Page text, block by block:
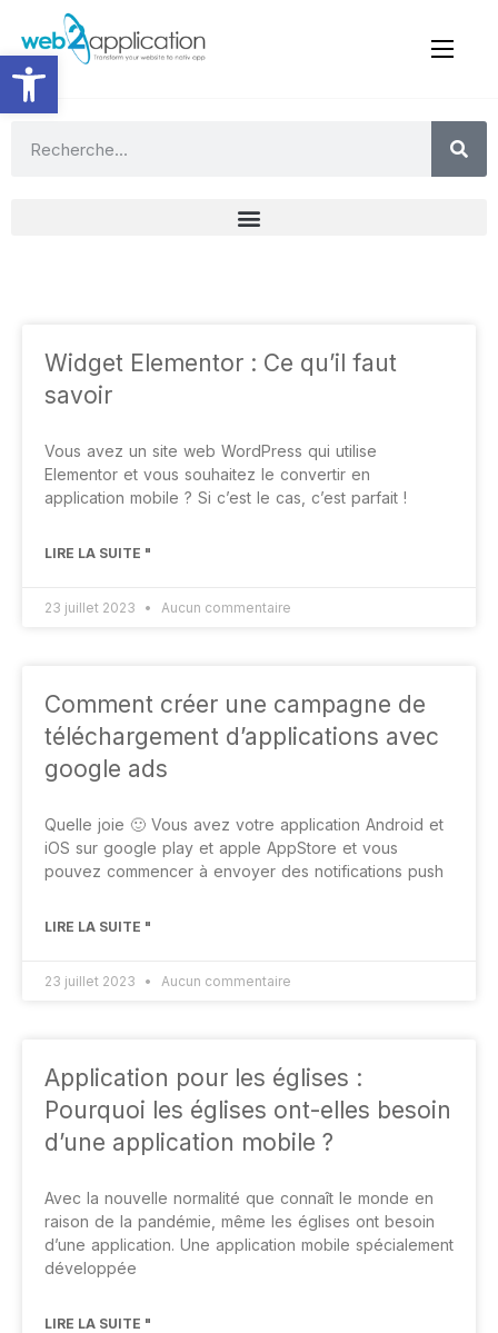
Widget Elementor : Ce qu’il faut
savoir
Vous avez un site web WordPress qui utilise
Elementor et vous souhaitez le convertir en
application mobile ? Si c’est le cas, c’est parfait !
LIRE LA SUITE "
23 juillet 2023 Aucun commentaire
Comment créer une campagne de
téléchargement d’applications avec
google ads
Quelle joie 🙂 Vous avez votre application Android et
iOS sur google play et apple AppStore et vous
pouvez commencer à envoyer des notifications push
LIRE LA SUITE "
23 juillet 2023 Aucun commentaire
Application pour les églises :
Pourquoi les églises ont-elles besoin
d’une application mobile ?
Avec la nouvelle normalité que connaît le monde en
raison de la pandémie, même les églises ont besoin
d’une application. Une application mobile spécialement
développée
LIRE LA SUITE "
Ouvrir la barre d’outils